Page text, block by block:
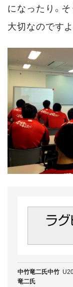
になったり。
大切なのですよ
中竹竜二氏中竹
竜二氏